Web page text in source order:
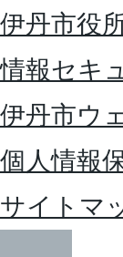
伊丹市役
情報セキ
伊丹市ウ
個人情報
サイトマ